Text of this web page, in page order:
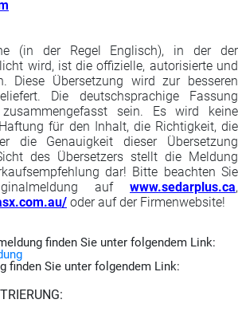
(in der Regel Englisch), in der der
wird, ist die offizielle, autorisierte und
Diese Übersetzung wird zur besseren
Die deutschsprachige Fassung
sein. Es wird keine
für den Inhalt, die Richtigkeit, die
die Genauigkeit dieser Übersetzung
des Übersetzers stellt die Meldung
dar! Bitte beachten Sie
auf www.sedarplus.ca,
oder auf der Firmenwebsite!
finden Sie unter folgendem Link:
finden Sie unter folgendem Link: